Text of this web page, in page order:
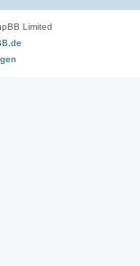
Limited